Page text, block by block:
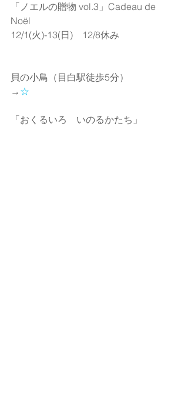
「ノエルの贈物 vol.3」Cadeau de
Noël
12/1(火)-13(日)　12/8休み
貝の小鳥（目白駅徒歩5分）
→ ☆
「おくるいろ　いのるかたち」